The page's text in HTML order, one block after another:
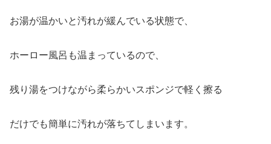
お湯が温かいと汚れが緩んでいる状態で、
ホーロー風呂も温まっているので、
残り湯をつけながら柔らかいスポンジで軽く擦る
だけでも簡単に汚れが落ちてしまいます。